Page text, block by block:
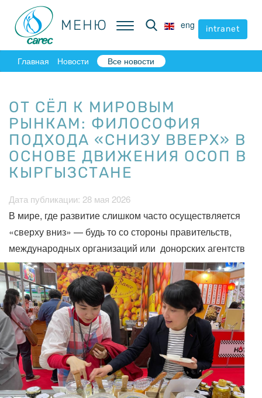
МЕНЮ eng intranet
МЕНЮ eng intranet
Главная Новости Все новости
ОТ СЁЛ К МИРОВЫМ
РЫНКАМ: ФИЛОСОФИЯ
ПОДХОДА «СНИЗУ ВВЕРХ» В
ОСНОВЕ ДВИЖЕНИЯ OСOП В
КЫРГЫЗСТАНЕ
Дата публикации: 28 мая 2026
В мире, где развитие слишком часто осуществляется
«сверху вниз» — будь то со стороны правительств,
международных организаций или донорских агентств